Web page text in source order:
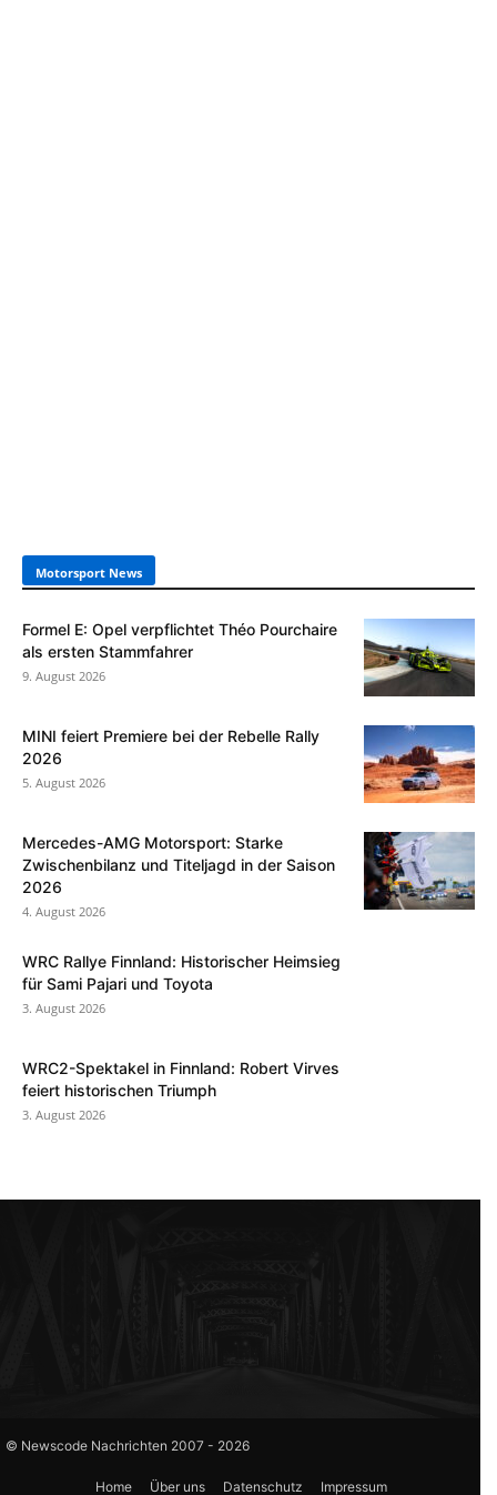
Motorsport News
Formel E: Opel verpflichtet Théo Pourchaire
als ersten Stammfahrer
9. August 2026
MINI feiert Premiere bei der Rebelle Rally
2026
5. August 2026
Mercedes-AMG Motorsport: Starke
Zwischenbilanz und Titeljagd in der Saison
2026
4. August 2026
WRC Rallye Finnland: Historischer Heimsieg
für Sami Pajari und Toyota
3. August 2026
WRC2-Spektakel in Finnland: Robert Virves
feiert historischen Triumph
3. August 2026
© Newscode Nachrichten 2007 - 2026
Home Über uns Datenschutz Impressum